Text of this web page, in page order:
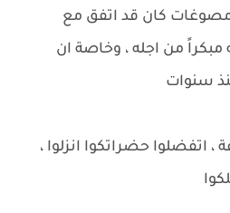
كان قد اتفق مع
من اجله ، وخاصة ان
سنوات
اتفضلوا حضراتكوا انزلوا ،